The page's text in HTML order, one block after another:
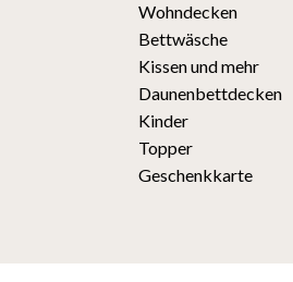
Wohndecken
Bettwäsche
Kissen und mehr
Daunenbettdecken
Kinder
Topper
Geschenkkarte